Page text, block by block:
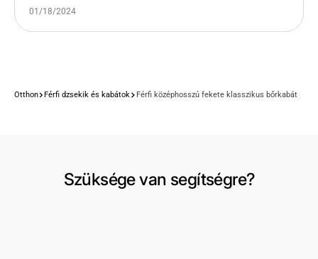
01/18/2024
Otthon Férfi dzsekik és kabátok Férfi középhosszú fekete klasszikus bőrkabát
Szüksége van segítségre?